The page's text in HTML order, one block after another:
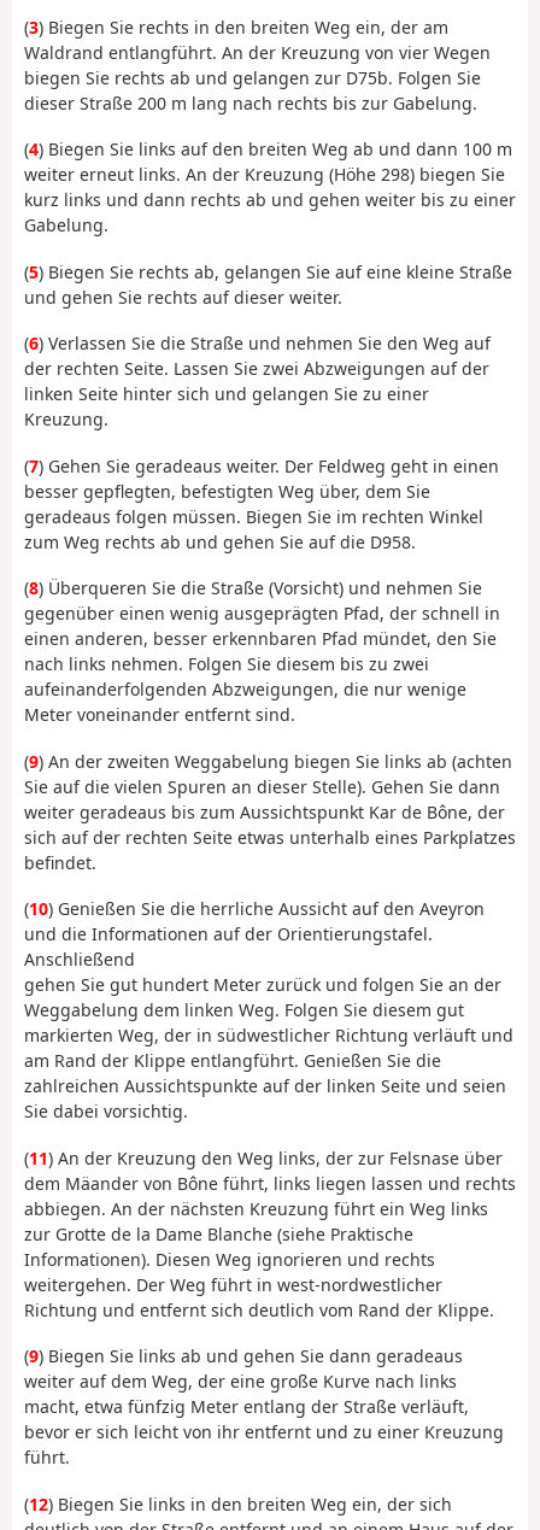
(3) Biegen Sie rechts in den breiten Weg ein, der am
Waldrand entlangführt. An der Kreuzung von vier Wegen
biegen Sie rechts ab und gelangen zur D75b. Folgen Sie
dieser Straße 200 m lang nach rechts bis zur Gabelung.
(4) Biegen Sie links auf den breiten Weg ab und dann 100 m
weiter erneut links. An der Kreuzung (Höhe 298) biegen Sie
kurz links und dann rechts ab und gehen weiter bis zu einer
Gabelung.
(5) Biegen Sie rechts ab, gelangen Sie auf eine kleine Straße
und gehen Sie rechts auf dieser weiter.
(6) Verlassen Sie die Straße und nehmen Sie den Weg auf
der rechten Seite. Lassen Sie zwei Abzweigungen auf der
linken Seite hinter sich und gelangen Sie zu einer
Kreuzung.
(7) Gehen Sie geradeaus weiter. Der Feldweg geht in einen
besser gepflegten, befestigten Weg über, dem Sie
geradeaus folgen müssen. Biegen Sie im rechten Winkel
zum Weg rechts ab und gehen Sie auf die D958.
(8) Überqueren Sie die Straße (Vorsicht) und nehmen Sie
gegenüber einen wenig ausgeprägten Pfad, der schnell in
einen anderen, besser erkennbaren Pfad mündet, den Sie
nach links nehmen. Folgen Sie diesem bis zu zwei
aufeinanderfolgenden Abzweigungen, die nur wenige
Meter voneinander entfernt sind.
(9) An der zweiten Weggabelung biegen Sie links ab (achten
Sie auf die vielen Spuren an dieser Stelle). Gehen Sie dann
weiter geradeaus bis zum Aussichtspunkt Kar de Bône, der
sich auf der rechten Seite etwas unterhalb eines Parkplatzes
befindet.
(10) Genießen Sie die herrliche Aussicht auf den Aveyron
und die Informationen auf der Orientierungstafel.
Anschließend
gehen Sie gut hundert Meter zurück und folgen Sie an der
Weggabelung dem linken Weg. Folgen Sie diesem gut
markierten Weg, der in südwestlicher Richtung verläuft und
am Rand der Klippe entlangführt. Genießen Sie die
zahlreichen Aussichtspunkte auf der linken Seite und seien
Sie dabei vorsichtig.
(11) An der Kreuzung den Weg links, der zur Felsnase über
dem Mäander von Bône führt, links liegen lassen und rechts
abbiegen. An der nächsten Kreuzung führt ein Weg links
zur Grotte de la Dame Blanche (siehe Praktische
Informationen). Diesen Weg ignorieren und rechts
weitergehen. Der Weg führt in west-nordwestlicher
Richtung und entfernt sich deutlich vom Rand der Klippe.
(9) Biegen Sie links ab und gehen Sie dann geradeaus
weiter auf dem Weg, der eine große Kurve nach links
macht, etwa fünfzig Meter entlang der Straße verläuft,
bevor er sich leicht von ihr entfernt und zu einer Kreuzung
führt.
(12) Biegen Sie links in den breiten Weg ein, der sich